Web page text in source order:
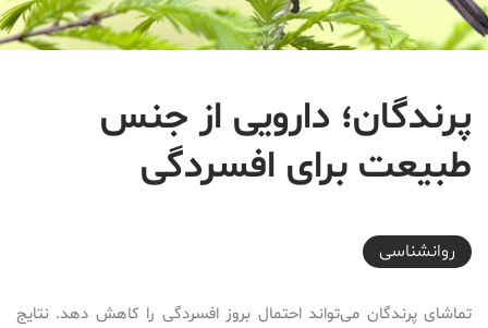
پرندگان؛ دارویی از جنس
طبیعت برای افسردگی
2017-02-28T11:30:45+03:30
روانشناسی
تماشای پرندگان می‌تواند احتمال بروز افسردگی را کاهش دهد. نتایج